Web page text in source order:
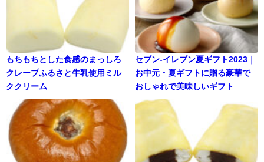
もちもちとした食感のまっしろ
クレープふるさと牛乳使用ミル
ククリーム
セブン‐イレブン夏ギフト2023｜
お中元・夏ギフトに贈る豪華で
おしゃれで美味しいギフト